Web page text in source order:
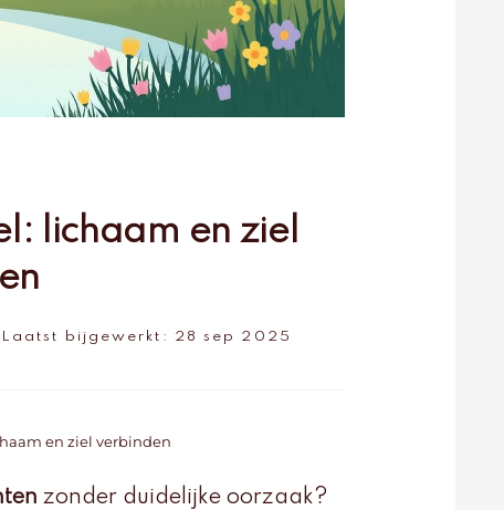
lichaam en ziel
Laatst bijgewerkt: 28 sep 2025
en ziel verbinden
zonder duidelijke oorzaak?